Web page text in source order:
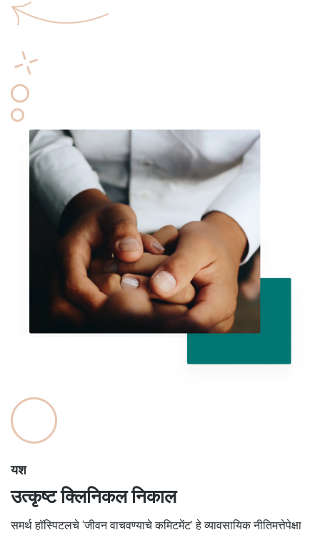
यश
उत्कृष्ट क्लिनिकल निकाल
समर्थ हॉस्पिटलचे ‘जीवन वाचवण्याचे कमिटमेंट’ हे व्यावसायिक नीतिमत्तेपेक्षा